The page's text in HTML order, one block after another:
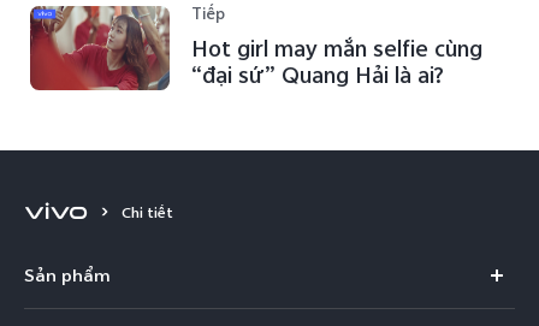
Tiếp
Hot girl may mắn selfie cùng
“đại sứ” Quang Hải là ai?
Chi tiết
Sản phẩm